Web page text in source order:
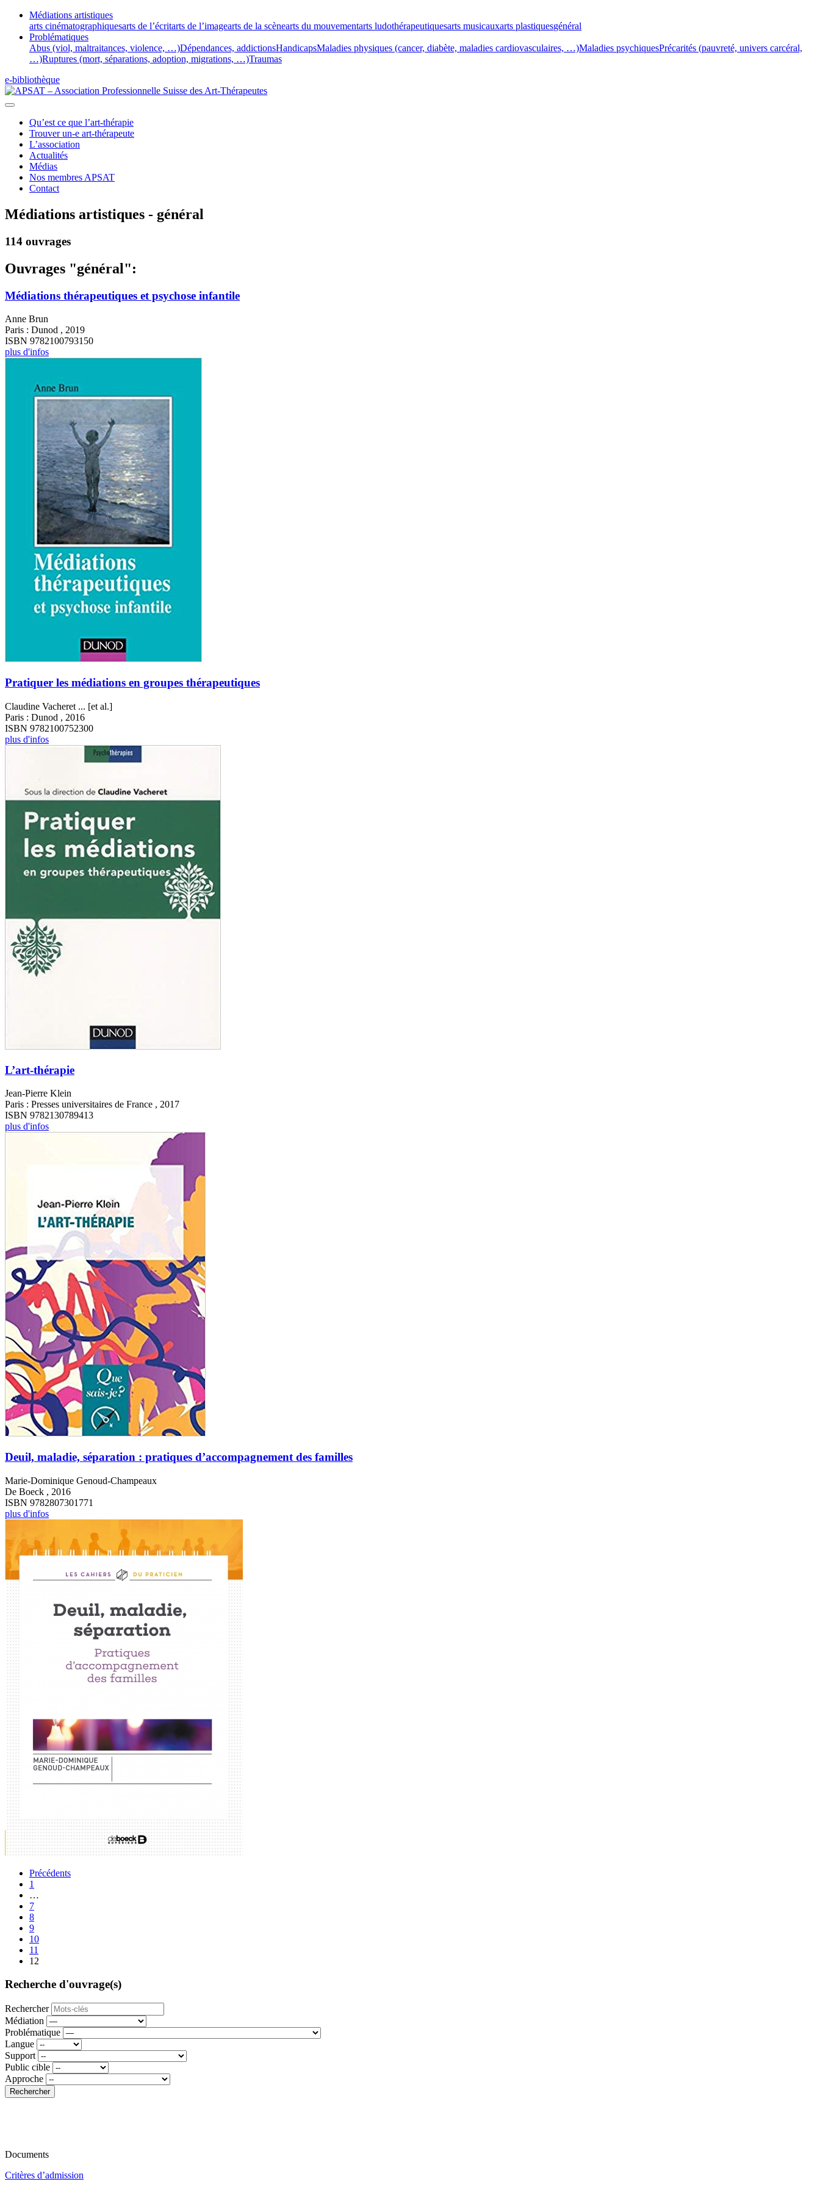
Médiations artistiques
arts cinématographiquesarts de l’écritarts de l’imagearts de la scènearts du mouvementarts ludothérapeutiquesarts musicauxarts plastiquesgénéral
Problématiques
Abus (viol, maltraitances, violence, …)Dépendances, addictionsHandicapsMaladies physiques (cancer, diabète, maladies cardiovasculaires, …)Maladies psychiquesPrécarités (pauvreté, univers carcéral,
…)Ruptures (mort, séparations, adoption, migrations, …)Traumas
e-bibliothèque
Qu’est ce que l’art-thérapie
Trouver un-e art-thérapeute
L’association
Actualités
Médias
Nos membres APSAT
Contact
Médiations artistiques - général
114 ouvrages
Ouvrages "général":
Médiations thérapeutiques et psychose infantile
Anne Brun
Paris : Dunod , 2019
ISBN 9782100793150
plus d'infos
Pratiquer les médiations en groupes thérapeutiques
Claudine Vacheret ... [et al.]
Paris : Dunod , 2016
ISBN 9782100752300
plus d'infos
L’art-thérapie
Jean-Pierre Klein
Paris : Presses universitaires de France , 2017
ISBN 9782130789413
plus d'infos
Deuil, maladie, séparation : pratiques d’accompagnement des familles
Marie-Dominique Genoud-Champeaux
De Boeck , 2016
ISBN 9782807301771
plus d'infos
Précédents
1
…
7
8
9
10
11
12
Recherche d'ouvrage(s)
Rechercher
Médiation
Problématique
Langue
Support
Public cible
Approche
Rechercher
Documents
Critères d’admission